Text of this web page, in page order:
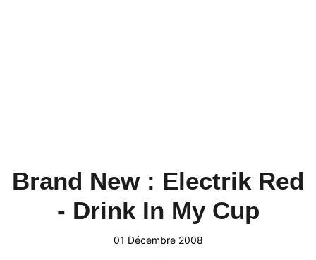
Brand New : Electrik Red
- Drink In My Cup
01 Décembre 2008